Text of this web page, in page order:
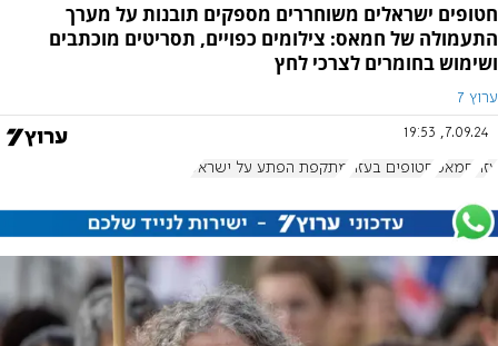
חטופים ישראלים משוחררים מספקים תובנות על מערך
התעמולה של חמאס: צילומים כפויים, תסריטים מוכתבים
ושימוש בחומרים לצרכי לחץ
ערוץ 7
7.09.24, 19:53
עזה חמאס חטופים בעזה מתקפת הפתע על ישראל